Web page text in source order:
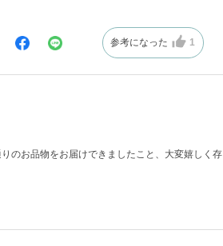
参考になった 1
のお品物をお届けできましたこと、大変嬉しく存